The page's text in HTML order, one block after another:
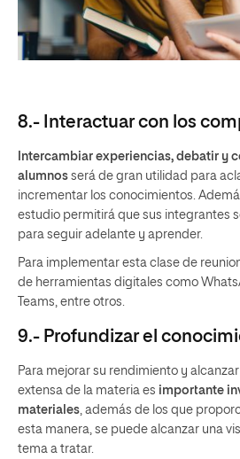
8.- Interactuar con los
Intercambiar experiencias, debatir y
alumnos será de gran utilidad para
incrementar los conocimientos.
estudio permitirá que sus integrantes
para seguir adelante y aprender.
Para implementar esta clase de
de herramientas digitales como
Teams, entre otros.
9.- Profundizar el
Para mejorar su rendimiento y
extensa de la materia es importante
materiales , además de los que
esta manera, se puede alcanzar una
tema a tratar.